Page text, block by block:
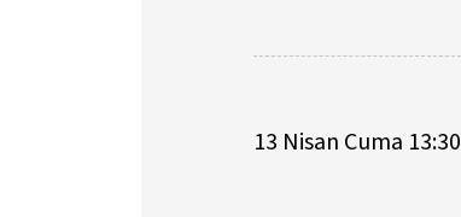
13 Nisan Cuma 13:30